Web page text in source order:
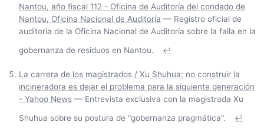
Nantou, año fiscal 112 - Oficina de Auditoría del condado de
Nantou, Oficina Nacional de Auditoría — Registro oficial de
auditoría de la Oficina Nacional de Auditoría sobre la falla en la
gobernanza de residuos en Nantou.
↩
La carrera de los magistrados / Xu Shuhua: no construir la
incineradora es dejar el problema para la siguiente generación
- Yahoo News — Entrevista exclusiva con la magistrada Xu
Shuhua sobre su postura de "gobernanza pragmática".
↩